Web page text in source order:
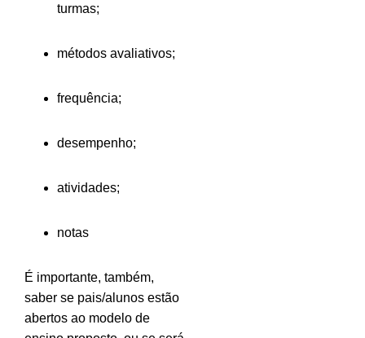
turmas;
métodos avaliativos;
frequência;
desempenho;
atividades;
notas
É importante, também,
saber se pais/alunos estão
abertos ao modelo de